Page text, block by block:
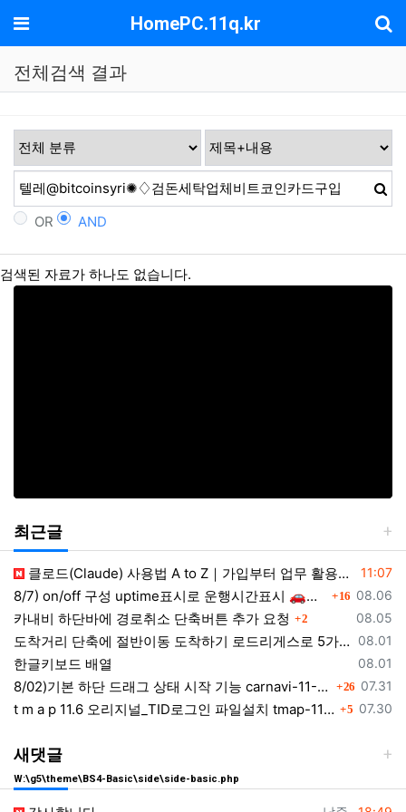
메뉴 HomePC.11q.kr
전체검색 결과
OR AND
검색된 자료가 하나도 없습니다.
최근글
등록일
11:07
클로드(Claude) 사용법 A to Z｜가입부터 업무 활용법 VSCODE 연결 까지
등록일
08.06
8/7) on/off 구성 uptime표시로 운행시간표시 🚗최근목적지 바로가기 및 ⛔이전화면이동과 260807 댓글
16
등록일
08.05
카내비 하단바에 경로취소 단축버튼 추가 요청 댓글
2
등록일
08.01
도착거리 단축에 절반이동 도착하기 로드리게스로 5가지를 한 번에 배우세요
등록일
08.01
한글키보드 배열
등록일
07.31
8/02)기본 하단 드래그 상태 시작 기능 carnavi-11-6-0-3944_cargps_260802.apk 댓글
26
등록일
07.30
t m a p 11.6 오리지널_TID로그인 파일설치 tmap-11-6-0-3944_org signed.apk 댓글
5
새댓글
W:\g5\theme\BS4-Basic\side\side-basic.php